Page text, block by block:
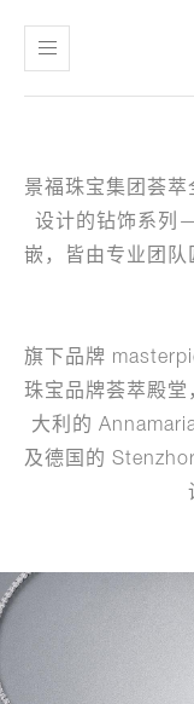
景福珠宝集团荟萃
设计的钻饰系列
嵌，皆由专业团队
旗下品牌
珠宝品牌荟萃殿堂
大利的
及德国的